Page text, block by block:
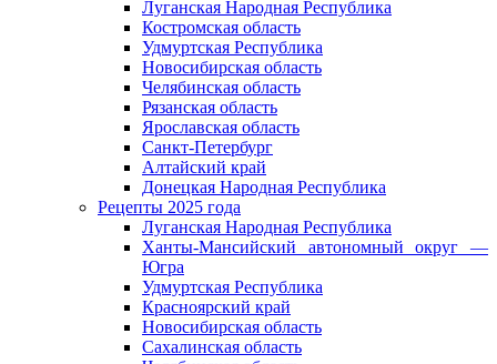
Луганская Народная Республика
Костромская область
Удмуртская Республика
Новосибирская область
Челябинская область
Рязанская область
Ярославская область
Санкт-Петербург
Алтайский край
Донецкая Народная Республика
Рецепты 2025 года
Луганская Народная Республика
Ханты-Мансийский автономный округ —
Югра
Удмуртская Республика
Красноярский край
Новосибирская область
Сахалинская область